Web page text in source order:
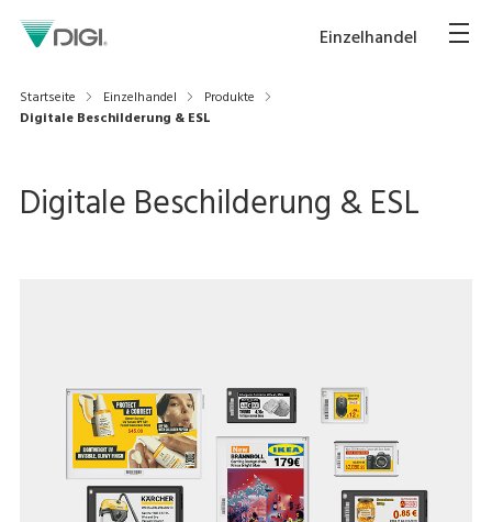
Einzelhandel
Startseite Einzelhandel
Produkte
Digitale Beschilderung & ESL
Digitale Beschilderung & ESL